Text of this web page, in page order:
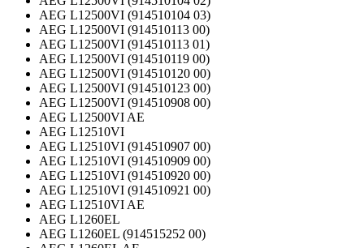
AEG L12500VI (914510104 03)
AEG L12500VI (914510113 00)
AEG L12500VI (914510113 01)
AEG L12500VI (914510119 00)
AEG L12500VI (914510120 00)
AEG L12500VI (914510123 00)
AEG L12500VI (914510908 00)
AEG L12500VI AE
AEG L12510VI
AEG L12510VI (914510907 00)
AEG L12510VI (914510909 00)
AEG L12510VI (914510920 00)
AEG L12510VI (914510921 00)
AEG L12510VI AE
AEG L1260EL
AEG L1260EL (914515252 00)